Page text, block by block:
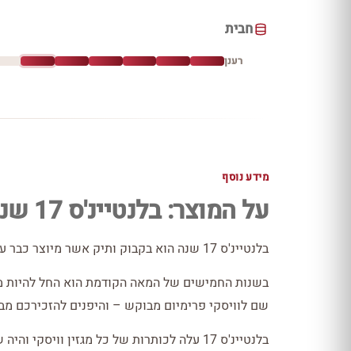
חבית
רענן
מידע נוסף
על המוצר: בלנטיינ'ס 17 שנה
בלנטיינ'ס 17 שנה הוא בקבוק ותיק אשר מיוצר כבר עשרות שנים.
בשנות החמישים של המאה הקודמת הוא החל להיות
שם לוויסקי פרימיום מבוקש – והיפנים להזכירכם
בלנטיינ'ס 17 עלה לכותרות של כל מגזין